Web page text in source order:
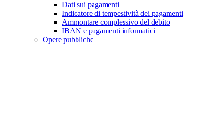
Dati sui pagamenti
Indicatore di tempestività dei pagamenti
Ammontare complessivo del debito
IBAN e pagamenti informatici
Opere pubbliche